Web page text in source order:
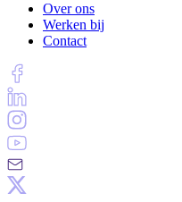
Over ons
Werken bij
Contact